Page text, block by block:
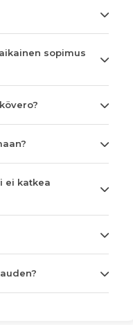
sopimus
ei katkea